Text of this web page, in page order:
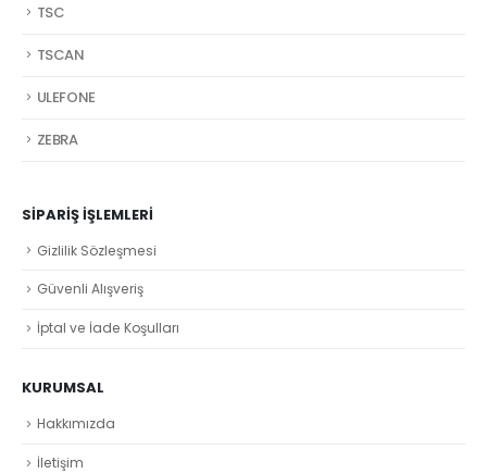
TSC
TSCAN
ULEFONE
ZEBRA
SIPARIŞ İŞLEMLERI
Gizlilik Sözleşmesi
Güvenli Alışveriş
İptal ve İade Koşulları
KURUMSAL
Hakkımızda
İletişim